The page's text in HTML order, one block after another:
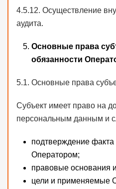
4.5.12. Осуществление
аудита.
Основные права
обязанности
5.1. Основные права
Субъект имеет право на
персональным данным и
подтверждение
Оператором;
правовые основания
цели и применяемые